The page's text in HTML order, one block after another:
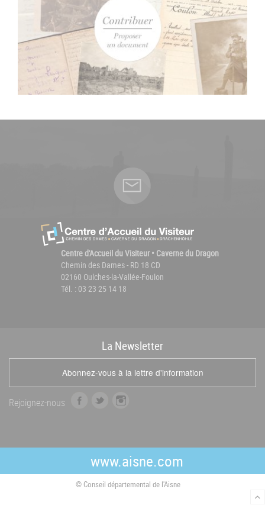
Centre d'Accueil du Visiteur • Caverne du Dragon
Chemin des Dames - RD 18 CD
02160 Oulches-la-Vallée-Foulon
Tél. : 03 23 25 14 18
La Newsletter
Abonnez-vous à la lettre d'information
Rejoignez-nous
b
o
t
e
r
a
g
r
a
www.aisne.com
© Conseil départemental de l'Aisne